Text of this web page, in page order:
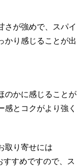
さが強めで、スパイ
かり感じることが出
のかに感じることが
感とコクがより強く
取り寄せには
すすめですので、ス